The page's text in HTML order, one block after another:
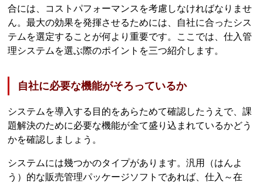
合には、コストパフォーマンスを考慮しなければなりませ
ん。最大の効果を発揮させるためには、自社に合ったシス
テムを選定することが何より重要です。ここでは、仕入管
理システムを選ぶ際のポイントを三つ紹介します。
自社に必要な機能がそろっているか
システムを導入する目的をあらためて確認したうえで、課
題解決のために必要な機能が全て盛り込まれているかどう
かを確認しましょう。
システムには幾つかのタイプがあります。汎用（はんよ
う）的な販売管理パッケージソフトであれば、仕入～在